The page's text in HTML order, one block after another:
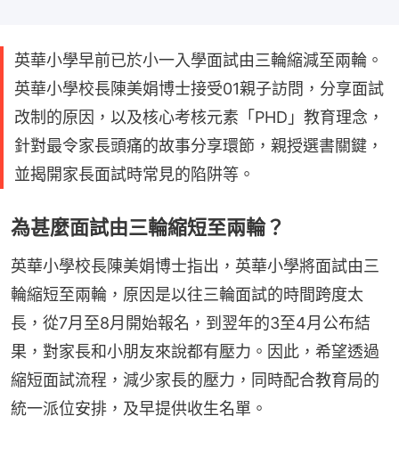
英華小學早前已於小一入學面試由三輪縮減至兩輪。
英華小學校長陳美娟博士接受01親子訪問，分享面試
改制的原因，以及核心考核元素「PHD」教育理念，
針對最令家長頭痛的故事分享環節，親授選書關鍵，
並揭開家長面試時常見的陷阱等。
為甚麼面試由三輪縮短至兩輪？
英華小學校長陳美娟博士指出，英華小學將面試由三
輪縮短至兩輪，原因是以往三輪面試的時間跨度太
長，從7月至8月開始報名，到翌年的3至4月公布結
果，對家長和小朋友來說都有壓力。因此，希望透過
縮短面試流程，減少家長的壓力，同時配合教育局的
統一派位安排，及早提供收生名單。